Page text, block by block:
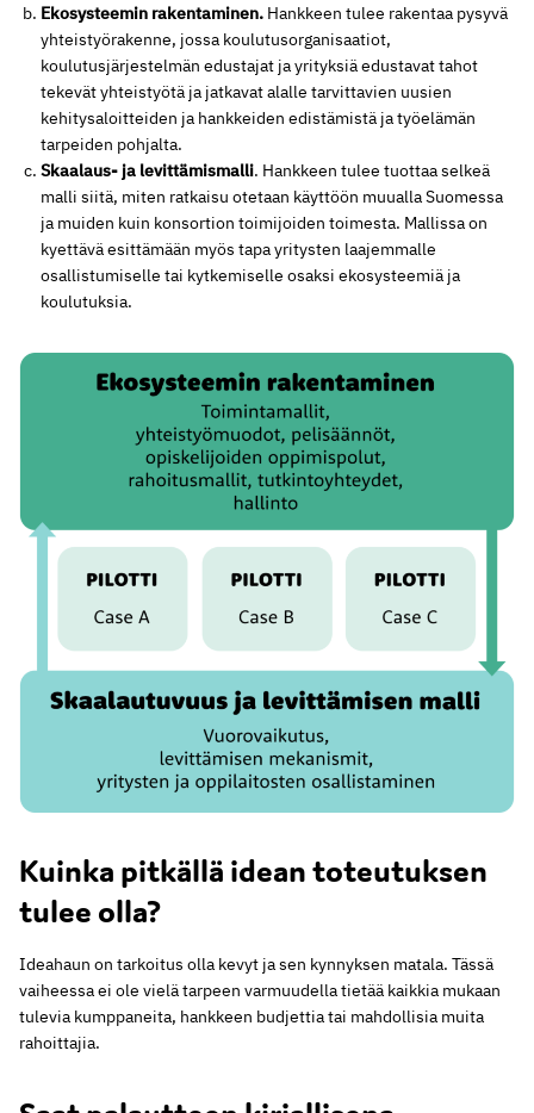
Ekosysteemin rakentaminen. Hankkeen tulee rakentaa pysyvä
yhteistyörakenne, jossa koulutusorganisaatiot,
koulutusjärjestelmän edustajat ja yrityksiä edustavat tahot
tekevät yhteistyötä ja jatkavat alalle tarvittavien uusien
kehitysaloitteiden ja hankkeiden edistämistä ja työelämän
tarpeiden pohjalta.
Skaalaus- ja levittämismalli. Hankkeen tulee tuottaa selkeä
malli siitä, miten ratkaisu otetaan käyttöön muualla Suomessa
ja muiden kuin konsortion toimijoiden toimesta. Mallissa on
kyettävä esittämään myös tapa yritysten laajemmalle
osallistumiselle tai kytkemiselle osaksi ekosysteemiä ja
koulutuksia.
Kuinka pitkällä idean toteutuksen
tulee olla?
Ideahaun on tarkoitus olla kevyt ja sen kynnyksen matala. Tässä
vaiheessa ei ole vielä tarpeen varmuudella tietää kaikkia mukaan
tulevia kumppaneita, hankkeen budjettia tai mahdollisia muita
rahoittajia.